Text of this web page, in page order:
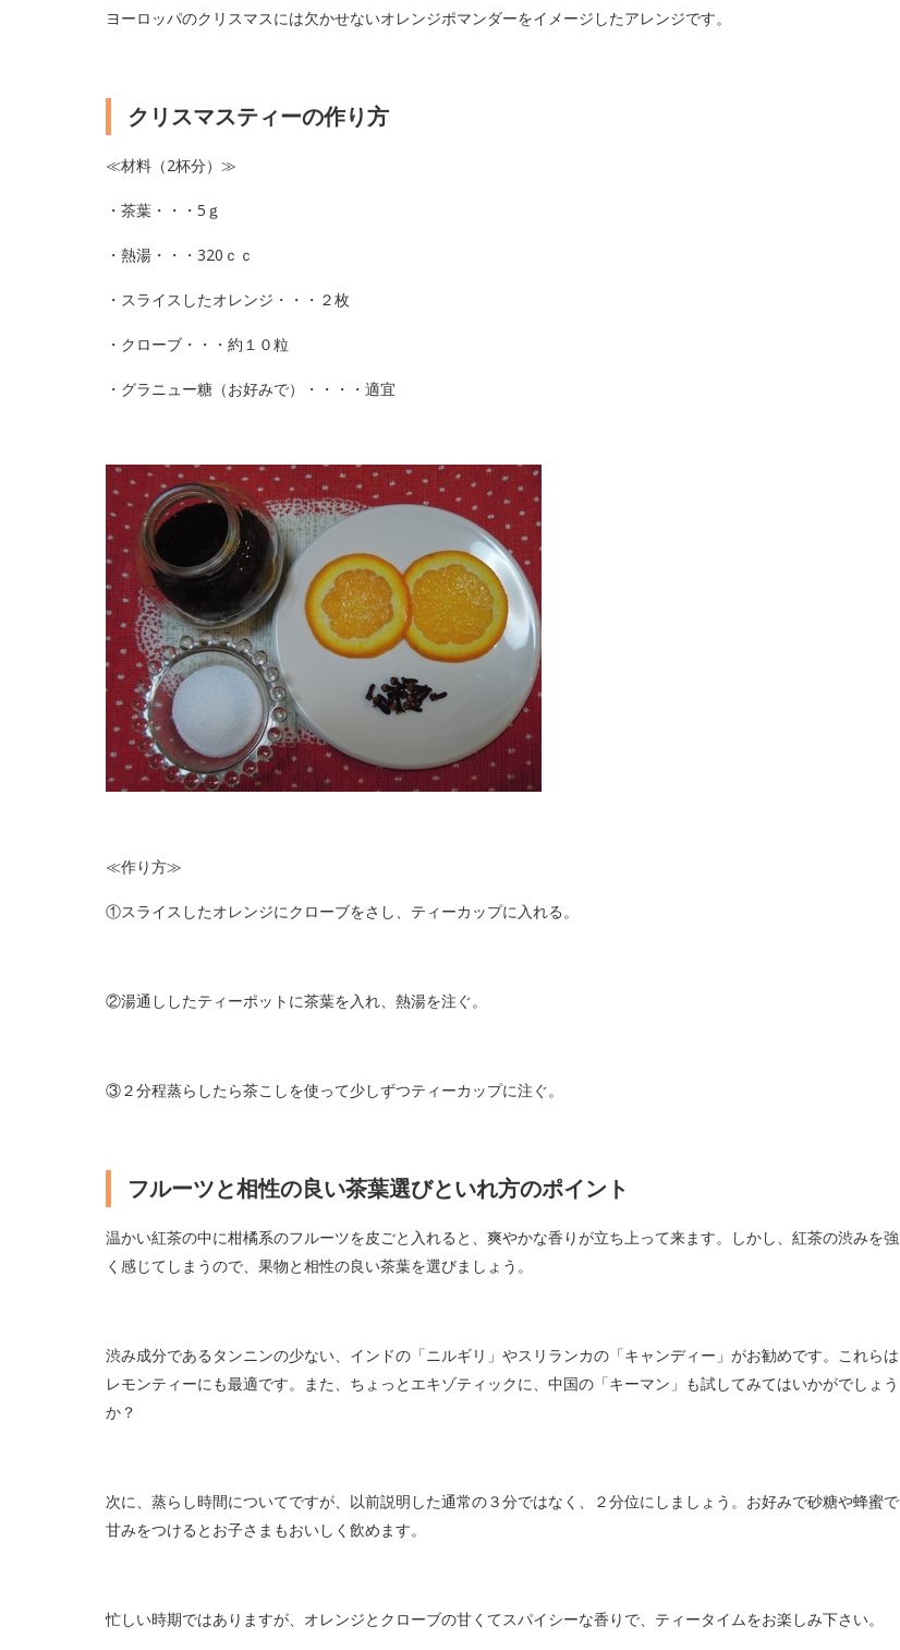
ヨーロッパのクリスマスには欠かせないオレンジポマンダーをイメージしたアレンジです。
クリスマスティーの作り方
≪材料（2杯分）≫
・茶葉・・・5ｇ
・熱湯・・・320ｃｃ
・スライスしたオレンジ・・・２枚
・クローブ・・・約１０粒
・グラニュー糖（お好みで）・・・・適宜
≪作り方≫
①スライスしたオレンジにクローブをさし、ティーカップに入れる。
②湯通ししたティーポットに茶葉を入れ、熱湯を注ぐ。
③２分程蒸らしたら茶こしを使って少しずつティーカップに注ぐ。
フルーツと相性の良い茶葉選びといれ方のポイント
温かい紅茶の中に柑橘系のフルーツを皮ごと入れると、爽やかな香りが立ち上って来ます。しかし、紅茶の渋みを強
く感じてしまうので、果物と相性の良い茶葉を選びましょう。
渋み成分であるタンニンの少ない、インドの「ニルギリ」やスリランカの「キャンディー」がお勧めです。これらは
レモンティーにも最適です。また、ちょっとエキゾティックに、中国の「キーマン」も試してみてはいかがでしょう
か？
次に、蒸らし時間についてですが、以前説明した通常の３分ではなく、２分位にしましょう。お好みで砂糖や蜂蜜で
甘みをつけるとお子さまもおいしく飲めます。
忙しい時期ではありますが、オレンジとクローブの甘くてスパイシーな香りで、ティータイムをお楽しみ下さい。